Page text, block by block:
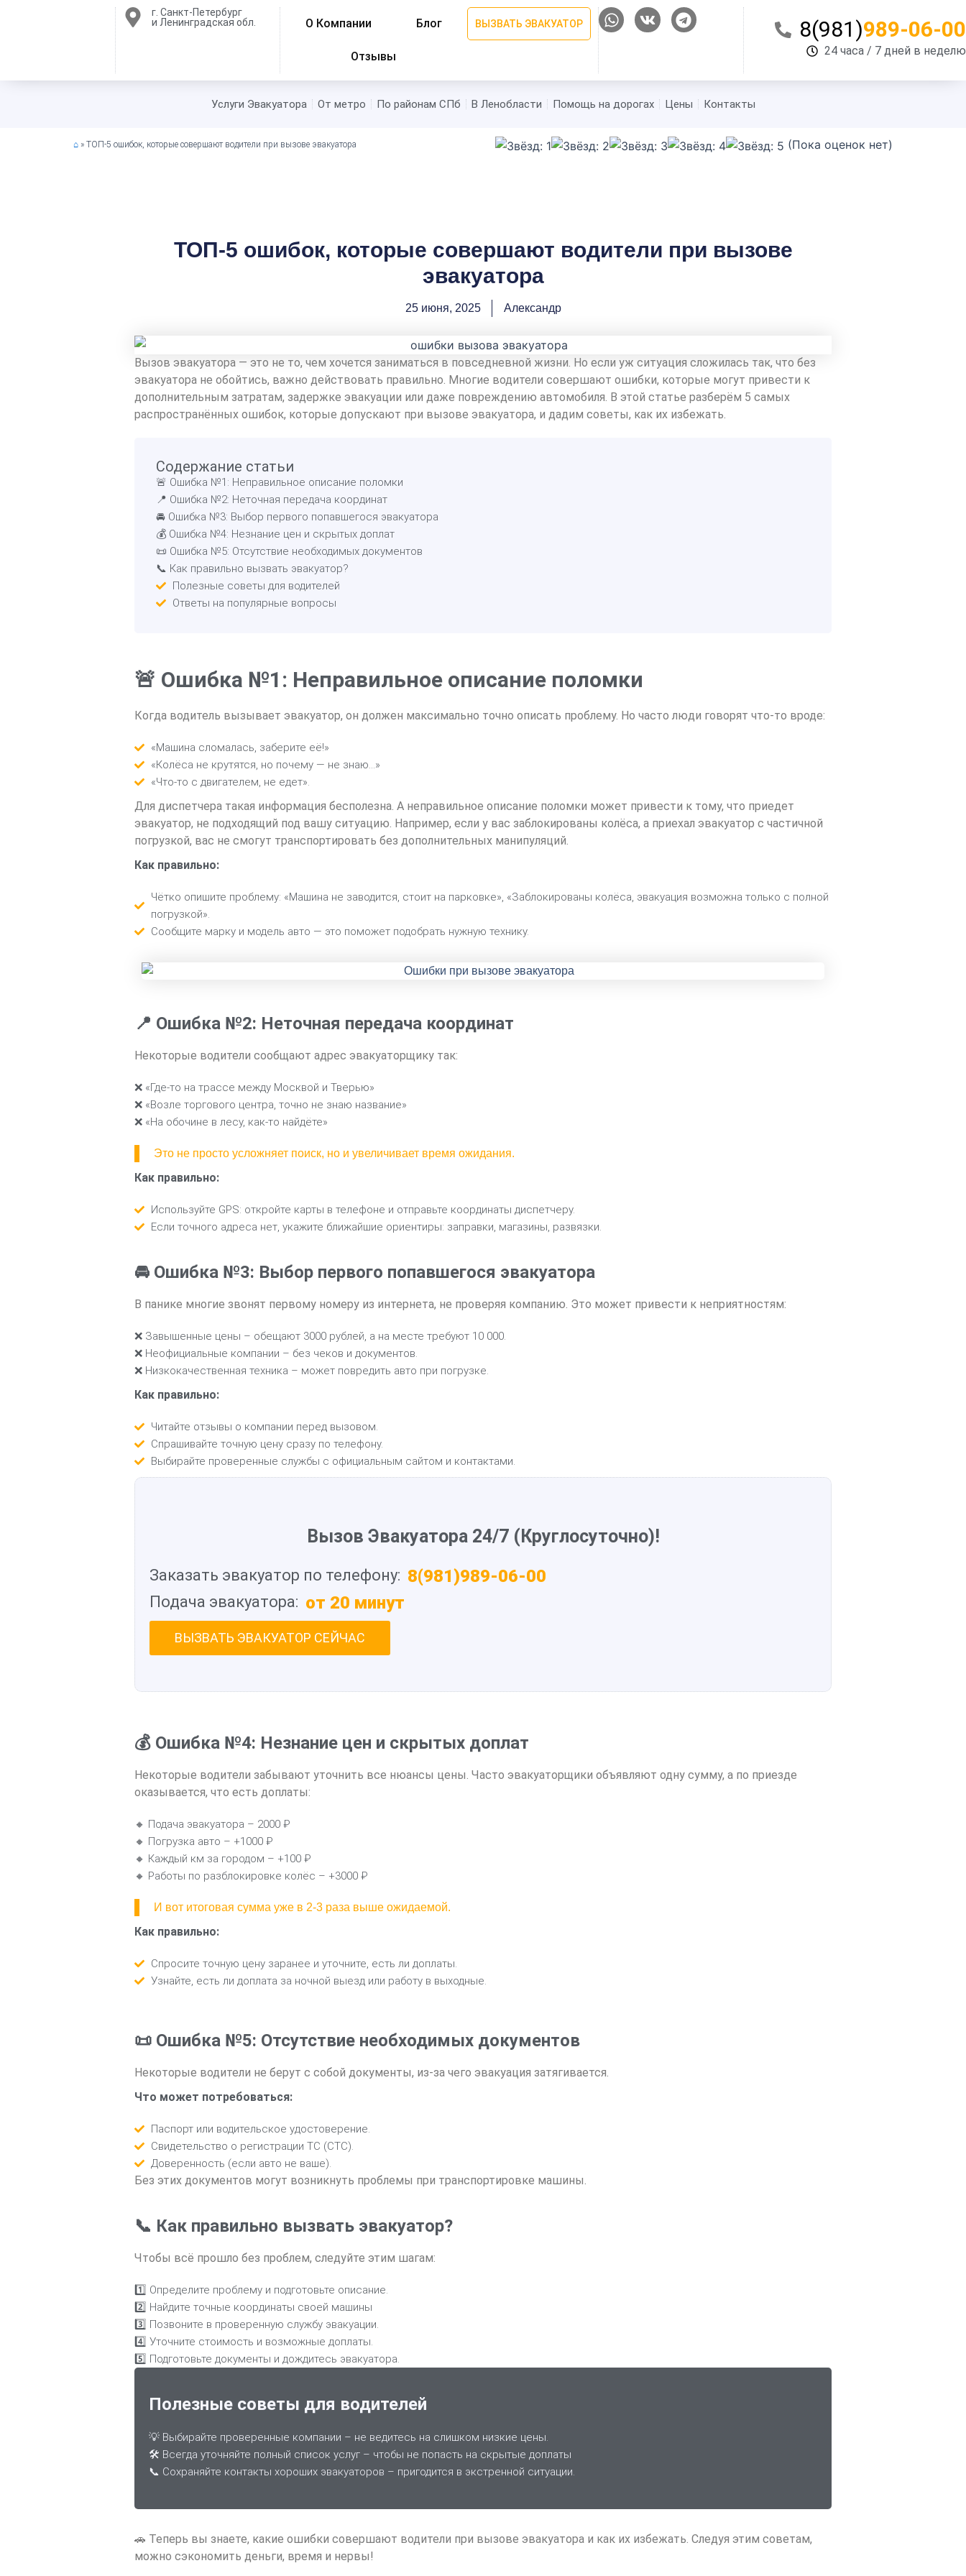
г. Санкт-Петербург
и Ленинградская обл.
О Компании Блог
Отзывы
ВЫЗВАТЬ ЭВАКУАТОР
W
h
s
p
V
k
T
e
g
a
8(981)989-06-00
24 часа / 7 дней в неделю
Услуги Эвакуатора От метро По районам СПб В Ленобласти Помощь на дорогах Цены Контакты
⌂ » ТОП-5 ошибок, которые совершают водители при вызове эвакуатора (Пока оценок нет)
ТОП-5 ошибок, которые совершают водители при вызове
эвакуатора
25 июня, 2025 Александр
Вызов эвакуатора — это не то, чем хочется заниматься в повседневной жизни. Но если уж ситуация сложилась так, что без
эвакуатора не обойтись, важно действовать правильно. Многие водители совершают ошибки, которые могут привести к
дополнительным затратам, задержке эвакуации или даже повреждению автомобиля. В этой статье разберём 5 самых
распространённых ошибок, которые допускают при вызове эвакуатора, и дадим советы, как их избежать.
Содержание статьи
🚨 Ошибка №1: Неправильное описание поломки
📍 Ошибка №2: Неточная передача координат
🚘 Ошибка №3: Выбор первого попавшегося эвакуатора
💰 Ошибка №4: Незнание цен и скрытых доплат
📜 Ошибка №5: Отсутствие необходимых документов
📞 Как правильно вызвать эвакуатор?
Полезные советы для водителей
Ответы на популярные вопросы
🚨 Ошибка №1: Неправильное описание поломки
Когда водитель вызывает эвакуатор, он должен максимально точно описать проблему. Но часто люди говорят что-то вроде:
«Машина сломалась, заберите её!»
«Колёса не крутятся, но почему — не знаю...»
«Что-то с двигателем, не едет».
Для диспетчера такая информация бесполезна. А неправильное описание поломки может привести к тому, что приедет
эвакуатор, не подходящий под вашу ситуацию. Например, если у вас заблокированы колёса, а приехал эвакуатор с частичной
погрузкой, вас не смогут транспортировать без дополнительных манипуляций.
Как правильно:
Чётко опишите проблему: «Машина не заводится, стоит на парковке», «Заблокированы колёса, эвакуация возможна только с полной
погрузкой».
Сообщите марку и модель авто — это поможет подобрать нужную технику.
📍 Ошибка №2: Неточная передача координат
Некоторые водители сообщают адрес эвакуаторщику так:
❌ «Где-то на трассе между Москвой и Тверью»
❌ «Возле торгового центра, точно не знаю название»
❌ «На обочине в лесу, как-то найдёте»
Это не просто усложняет поиск, но и увеличивает время ожидания.
Как правильно:
Используйте GPS: откройте карты в телефоне и отправьте координаты диспетчеру.
Если точного адреса нет, укажите ближайшие ориентиры: заправки, магазины, развязки.
🚘 Ошибка №3: Выбор первого попавшегося эвакуатора
В панике многие звонят первому номеру из интернета, не проверяя компанию. Это может привести к неприятностям:
❌ Завышенные цены – обещают 3000 рублей, а на месте требуют 10 000.
❌ Неофициальные компании – без чеков и документов.
❌ Низкокачественная техника – может повредить авто при погрузке.
Как правильно:
Читайте отзывы о компании перед вызовом.
Спрашивайте точную цену сразу по телефону.
Выбирайте проверенные службы с официальным сайтом и контактами.
Вызов Эвакуатора 24/7 (Круглосуточно)!
Заказать эвакуатор по телефону: 8(981)989-06-00
Подача эвакуатора: от 20 минут
ВЫЗВАТЬ ЭВАКУАТОР СЕЙЧАС
💰 Ошибка №4: Незнание цен и скрытых доплат
Некоторые водители забывают уточнить все нюансы цены. Часто эвакуаторщики объявляют одну сумму, а по приезде
оказывается, что есть доплаты:
🔸 Подача эвакуатора – 2000 ₽
🔸 Погрузка авто – +1000 ₽
🔸 Каждый км за городом – +100 ₽
🔸 Работы по разблокировке колёс – +3000 ₽
И вот итоговая сумма уже в 2-3 раза выше ожидаемой.
Как правильно:
Спросите точную цену заранее и уточните, есть ли доплаты.
Узнайте, есть ли доплата за ночной выезд или работу в выходные.
📜 Ошибка №5: Отсутствие необходимых документов
Некоторые водители не берут с собой документы, из-за чего эвакуация затягивается.
Что может потребоваться:
Паспорт или водительское удостоверение.
Свидетельство о регистрации ТС (СТС).
Доверенность (если авто не ваше).
Без этих документов могут возникнуть проблемы при транспортировке машины.
📞 Как правильно вызвать эвакуатор?
Чтобы всё прошло без проблем, следуйте этим шагам:
1️⃣ Определите проблему и подготовьте описание.
2️⃣ Найдите точные координаты своей машины
3️⃣ Позвоните в проверенную службу эвакуации.
4️⃣ Уточните стоимость и возможные доплаты.
5️⃣ Подготовьте документы и дождитесь эвакуатора.
Полезные советы для водителей
💡 Выбирайте проверенные компании – не ведитесь на слишком низкие цены.
🛠 Всегда уточняйте полный список услуг – чтобы не попасть на скрытые доплаты
📞 Сохраняйте контакты хороших эвакуаторов – пригодится в экстренной ситуации.
🚗 Теперь вы знаете, какие ошибки совершают водители при вызове эвакуатора и как их избежать. Следуя этим советам,
можно сэкономить деньги, время и нервы!